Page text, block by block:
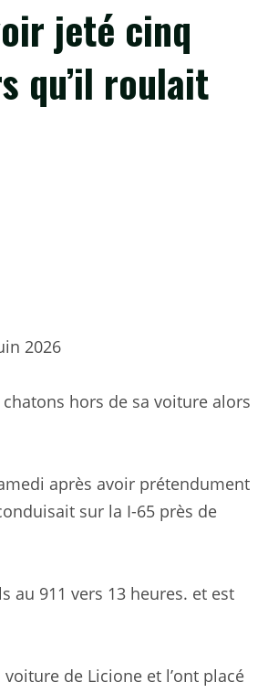
jeté cinq
qu’il roulait
2026
hors de sa voiture alors
après avoir prétendument
sur la I-65 près de
au 911 vers 13 heures. et est
de Licione et l’ont placé